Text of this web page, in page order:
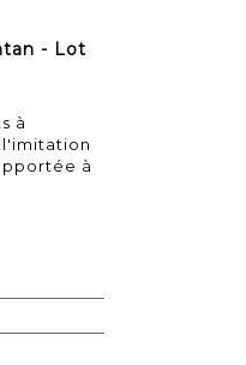
- Lot
à
à